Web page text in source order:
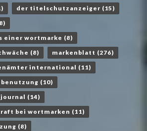
der titelschutzanzeiger (15)
einer wortmarke (8)
(8) markenblatt (276)
international (11)
(10)
(14)
bei wortmarken (11)
(8)